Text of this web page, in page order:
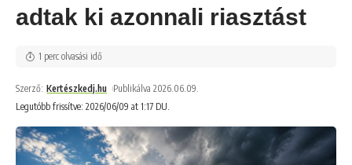
adtak ki azonnali riasztást
Legutóbb frissítve: 2026/06/09 at 1:17 DU.
Szerző: Kertészkedj.hu Publikálva 2026.06.09.
1 perc olvasási idő